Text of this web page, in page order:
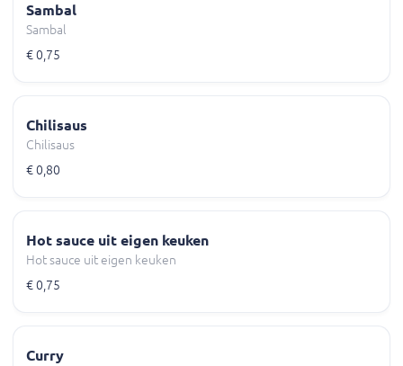
Sambal
Sambal
€ 0,75
Chilisaus
Chilisaus
€ 0,80
Hot sauce uit eigen keuken
Hot sauce uit eigen keuken
€ 0,75
Curry